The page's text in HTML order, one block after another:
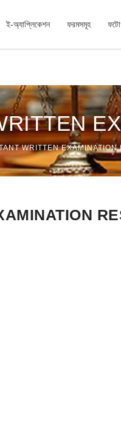
ই-অ্যাপ্লিকেশন ফরমসমূহ
WRITTEN EXAMINATION